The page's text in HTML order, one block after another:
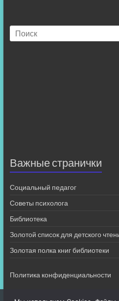
Важные странички
Социальный педагог
Советы психолога
Библиотека
Золотой список для детского
Золотая полка книг библиотеки
Политика конфиденциальности